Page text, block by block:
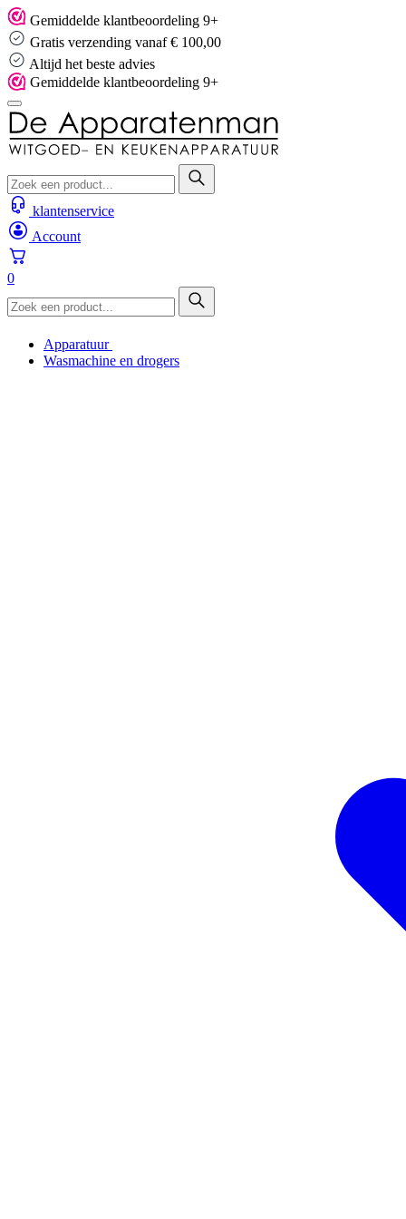
Skip
to
content
Gemiddelde klantbeoordeling 9+
Gratis verzending vanaf € 100,00
Altijd het beste advies
Gemiddelde klantbeoordeling 9+
klantenservice
Account
0
Apparatuur
Wasmachine en drogers